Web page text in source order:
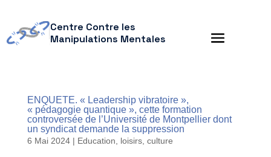
Centre Contre les
Manipulations Mentales
ENQUETE. « Leadership vibratoire »,
« pédagogie quantique », cette formation
controversée de l’Université de Montpellier dont
un syndicat demande la suppression
6 Mai 2024| Education, loisirs, culture